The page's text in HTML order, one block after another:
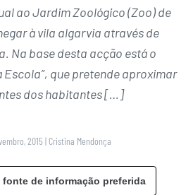
ao Jardim Zoológico (Zoo) de
à vila algarvia através de
Na base desta acção está o
Escola”, que pretende aproximar
dos habitantes […]
2015 | Cristina Mendonça
fonte de informação preferida